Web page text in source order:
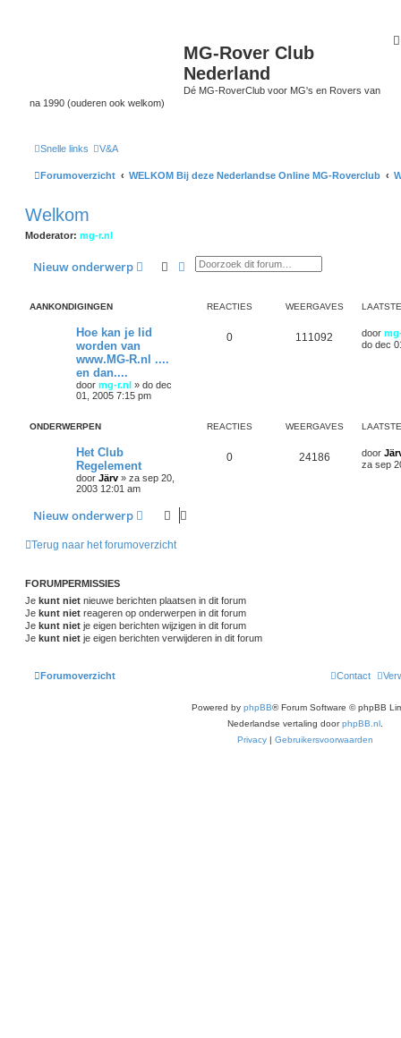
MG-Rover Club
Nederland
Dé MG-RoverClub voor MG's en Rovers van
na 1990 (ouderen ook welkom)
Snelle links V&A
Forumoverzicht WELKOM Bij deze Nederlandse Online MG-Roverclub
Welkom
Moderator: mg-r.nl
Nieuw onderwerp Zoek Uitgebreid zoeken
AANKONDIGINGEN REACTIES WEERGAVES
Hoe kan je lid
worden van
www.MG-R.nl ....
en dan....
door mg-r.nl » do dec
01, 2005 7:15 pm
0 111092 door
do dec
ONDERWERPEN REACTIES WEERGAVES
Het Club
Regelement
door Järv » za sep 20,
2003 12:01 am
0 24186 door
za sep
Nieuw onderwerp
Terug naar het forumoverzicht
FORUMPERMISSIES
Je kunt niet nieuwe berichten plaatsen in dit forum
Je kunt niet reageren op onderwerpen in dit forum
Je kunt niet je eigen berichten wijzigen in dit forum
Je kunt niet je eigen berichten verwijderen in dit forum
Forumoverzicht Contact
Powered by phpBB® Forum Software © phpBB
Nederlandse vertaling doorphpBB.nl.
Privacy| Gebruikersvoorwaarden